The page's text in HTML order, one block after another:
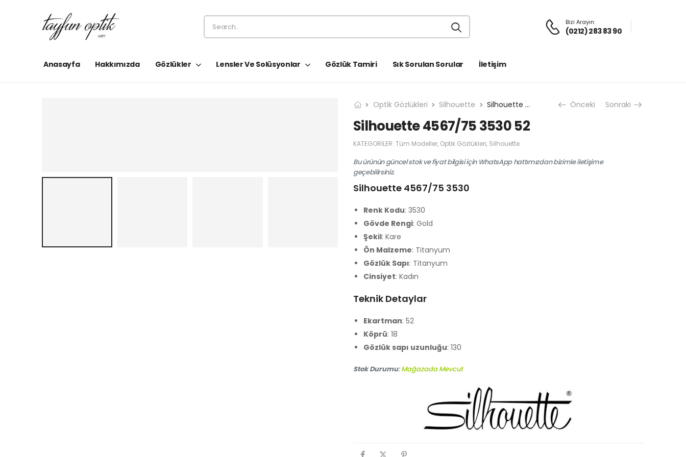
Bizi Arayın:
(0212) 283 83 90
Anasayfa Hakkımızda Gözlükler Lensler Ve Solüsyonlar Gözlük Tamiri Sık Sorulan Sorular İletişim
Optik Gözlükleri Silhouette Silhouette 4567/75 3530 52 Önceki Sonraki
Silhouette 4567/75 3530 52
KATEGORILER: Tüm Modeller, Optik Gözlükleri, Silhouette
Bu ürünün güncel stok ve fiyat bilgisi için WhatsApp hattımızdan bizimle iletişime
geçebilirsiniz.
Silhouette 4567/75 3530
Renk Kodu: 3530
Gövde Rengi: Gold
Şekil: Kare
Ön Malzeme: Titanyum
Gözlük Sapı: Titanyum
Cinsiyet: Kadın
Teknik Detaylar
Ekartman: 52
Köprü: 18
Gözlük sapı uzunluğu: 130
Stok Durumu:Mağazada Mevcut